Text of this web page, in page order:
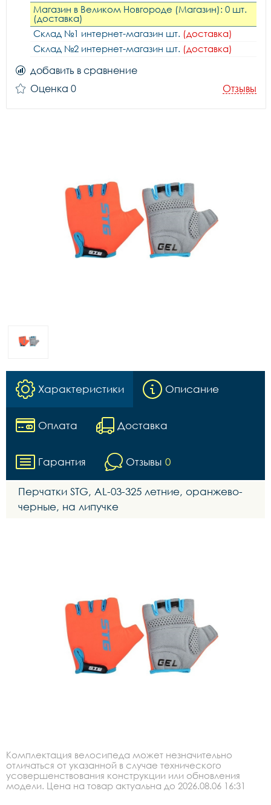
Магазин в Великом Новгороде (Магазин): 0 шт.
(доставка)
Склад №1 интернет-магазин шт. (доставка)
Склад №2 интернет-магазин шт. (доставка)
добавить в сравнение
Оценка 0
Отзывы
Характеристики Описание
Оплата Доставка
Гарантия Отзывы 0
Перчатки STG, AL-03-325 летние, оранжево-
черные, на липучке
Комплектация велосипеда может незначительно
отличаться от указанной в случае технического
усовершенствования конструкции или обновления
модели. Цена на товар актуальна до 2026.08.06 16:31